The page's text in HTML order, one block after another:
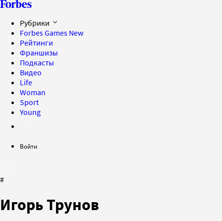
Рубрики
Forbes Games New
Рейтинги
Франшизы
Подкасты
Видео
Life
Woman
Sport
Young
Войти
#
Игорь Трунов